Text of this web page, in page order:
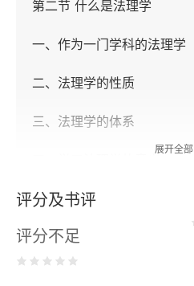
第二节 什么是法理学
一、作为一门学科的法理学
二、法理学的性质
三、法理学的体系
第三节 法学方法论
一、法学方法论原则
展开全部
评分及书评
评分不足